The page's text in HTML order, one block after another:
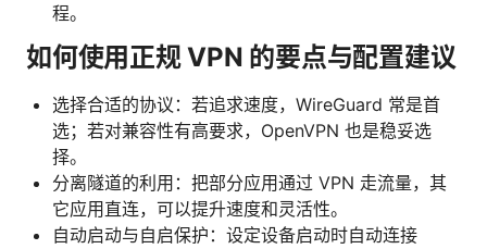
程。
如何使用正规 VPN 的要点与配置建议
选择合适的协议：若追求速度，WireGuard 常是首
选；若对兼容性有高要求，OpenVPN 也是稳妥选
择。
分离隧道的利用：把部分应用通过 VPN 走流量，其
它应用直连，可以提升速度和灵活性。
自动启动与自启保护：设定设备启动时自动连接